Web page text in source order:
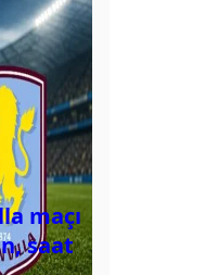
maçı
saat